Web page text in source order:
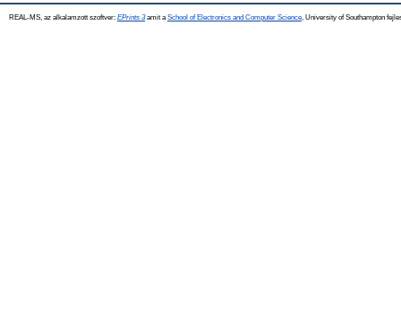
REAL-MS, az alkalamzott szoftver: EPrints 3amit a School of Electronics and Computer Science , University of Southampton